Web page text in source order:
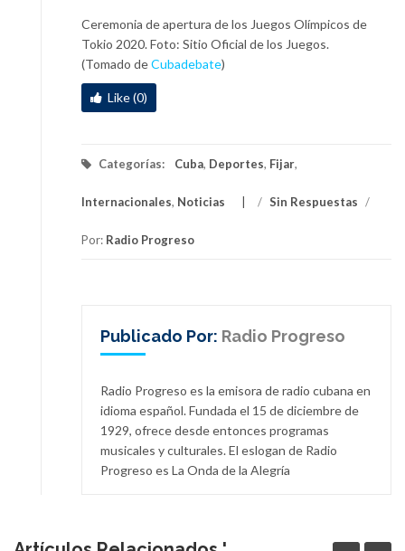
Ceremonia de apertura de los Juegos Olímpicos de
Tokio 2020. Foto: Sitio Oficial de los Juegos.
(Tomado deCubadebate)
Like (0)
Categorías: Cuba, Deportes, Fijar,
Internacionales, Noticias / Sin Respuestas /
Por: Radio Progreso
Publicado Por: Radio Progreso
Radio Progreso es la emisora de radio cubana en
idioma español. Fundada el 15 de diciembre de
1929, ofrece desde entonces programas
musicales y culturales. El eslogan de Radio
Progreso es La Onda de la Alegría